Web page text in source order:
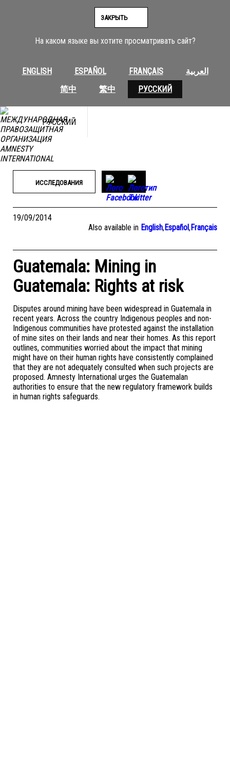
На каком языке вы хотите просматривать сайт?
ENGLISH ESPAÑOL FRANÇAIS
العربية
简中
繁中 РУССКИЙ
ЗАКРЫТЬ
РУССКИЙ
ИССЛЕДОВАНИЯ
19/09/2014
Also available in English,Español,Français
Guatemala: Mining in
Guatemala: Rights at risk
Disputes around mining have been widespread in Guatemala in
recent years. Across the country Indigenous peoples and non-
Indigenous communities have protested against the installation
of mine sites on their lands and near their homes. As this report
outlines, communities worried about the impact that mining
might have on their human rights have consistently complained
that they are not adequately consulted when such projects are
proposed. Amnesty International urges the Guatemalan
authorities to ensure that the new regulatory framework builds
in human rights safeguards.